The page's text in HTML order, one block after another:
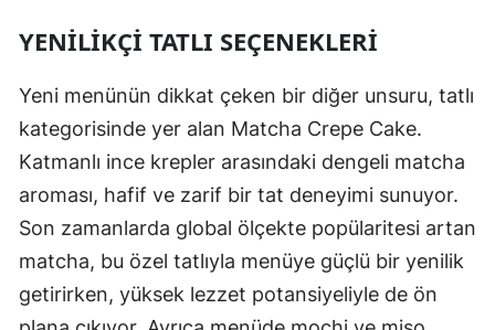
YENILIKÇI TATLI SEÇENEKLERI
Yeni menünün dikkat çeken bir diğer unsuru, tatlı
kategorisinde yer alan Matcha Crepe Cake.
Katmanlı ince krepler arasındaki dengeli matcha
aroması, hafif ve zarif bir tat deneyimi sunuyor.
Son zamanlarda global ölçekte popülaritesi artan
matcha, bu özel tatlıyla menüye güçlü bir yenilik
getirirken, yüksek lezzet potansiyeliyle de ön